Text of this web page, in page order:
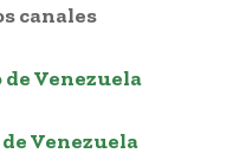
canales
Venezuela
Venezuela